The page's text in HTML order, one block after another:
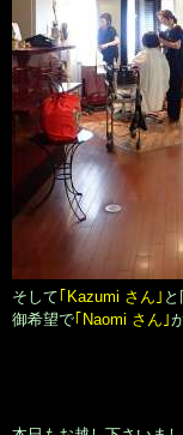
そして｢Kazumi さん｣
御希望で｢Naomi さん｣